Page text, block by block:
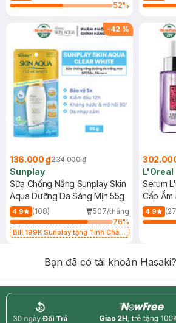
52%
-42 %
136.000 ₫234.000 ₫
Sunplay
Sữa Chống Nắng Sunplay Skin
Aqua Dưỡng Da Sáng Mịn 55g
4.9 (108)
507/tháng
76%
Bill 199K Sunplay tặng Tinh Chất
L'Oreal
Serum
Cấp Ẩm
4.9
Bạn đã có tài khoản Hasaki?